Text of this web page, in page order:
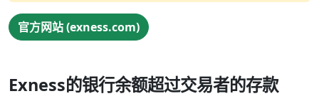
官方网站 (exness.com)
Exness的银行余额超过交易者的存款